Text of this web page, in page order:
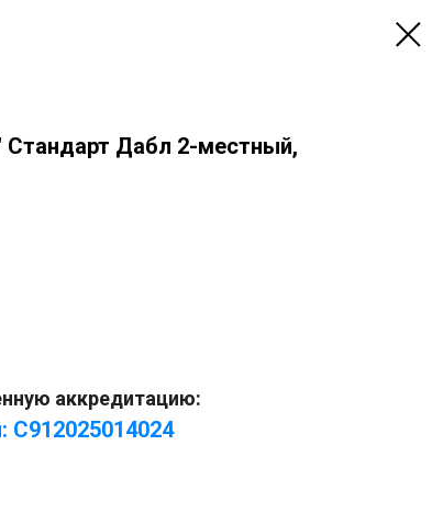
Дабл 2-местный,
аккредитацию:
С912025014024